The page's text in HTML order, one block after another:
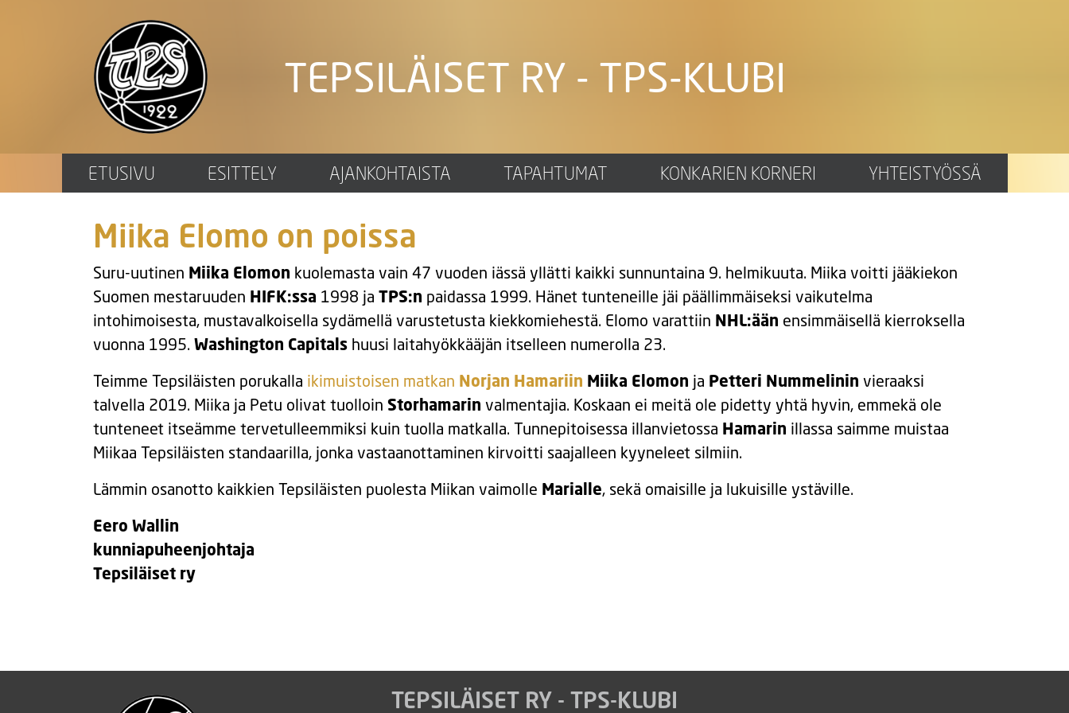
TEPSILÄISET RY - TPS-KLUBI
ETUSIVU ESITTELY AJANKOHTAISTA TAPAHTUMAT KONKARIEN KORNERI YHTEISTYÖSSÄ
Miika Elomo on poissa
Suru-uutinen Miika Elomon kuolemasta vain 47 vuoden iässä yllätti kaikki sunnuntaina 9. helmikuuta. Miika voitti jääkiekon
Suomen mestaruuden HIFK:ssa 1998 ja TPS:n paidassa 1999. Hänet tunteneille jäi päällimmäiseksi vaikutelma
intohimoisesta, mustavalkoisella sydämellä varustetusta kiekkomiehestä. Elomo varattiin NHL:ään ensimmäisellä kierroksella
vuonna 1995. Washington Capitals huusi laitahyökkääjän itselleen numerolla 23.
Teimme Tepsiläisten porukalla ikimuistoisen matkan Norjan Hamariin Miika Elomon ja Petteri Nummelinin vieraaksi
talvella 2019. Miika ja Petu olivat tuolloin Storhamarin valmentajia. Koskaan ei meitä ole pidetty yhtä hyvin, emmekä ole
tunteneet itseämme tervetulleemmiksi kuin tuolla matkalla. Tunnepitoisessa illanvietossa Hamarin illassa saimme muistaa
Miikaa Tepsiläisten standaarilla, jonka vastaanottaminen kirvoitti saajalleen kyyneleet silmiin.
Lämmin osanotto kaikkien Tepsiläisten puolesta Miikan vaimolle Marialle, sekä omaisille ja lukuisille ystäville.
Eero Wallin
kunniapuheenjohtaja
Tepsiläiset ry
TEPSILÄISET RY - TPS-KLUBI